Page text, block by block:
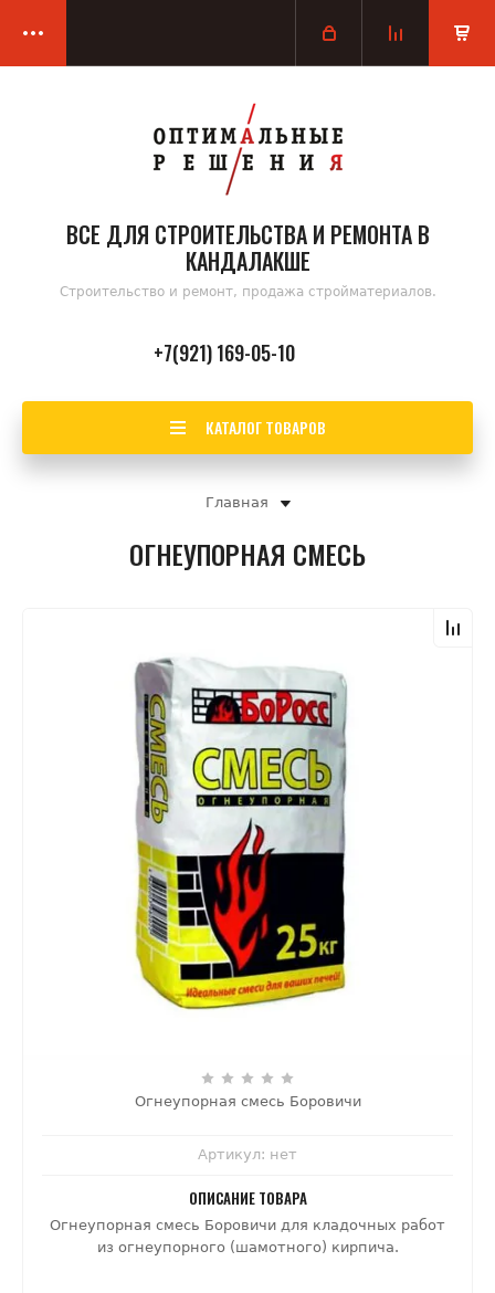
ВСЕ ДЛЯ СТРОИТЕЛЬСТВА И РЕМОНТА В
КАНДАЛАКШЕ
Строительство и ремонт, продажа стройматериалов.
+7(921) 169-05-10
КАТАЛОГ ТОВАРОВ
Главная
ОГНЕУПОРНАЯ СМЕСЬ
Огнеупорная смесь Боровичи
Артикул: нет
ОПИСАНИЕ ТОВАРА
Огнеупорная смесь Боровичи для кладочных работ
из огнеупорного (шамотного) кирпича.